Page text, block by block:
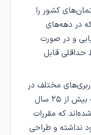
کشور را
در دهه‌های
و در صورت
حداقلی قابل
مختلف در
کشور وجود دارند که دارای قدمت بیش از ۲۵ سال
که مقررات
نداشته و طراحی